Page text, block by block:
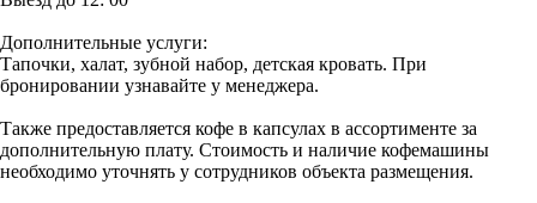
Дополнительные услуги:
Тапочки, халат, зубной набор, детская кровать. При
бронировании узнавайте у менеджера.
Также предоставляется кофе в капсулах в ассортименте за
дополнительную плату. Стоимость и наличие кофемашины
необходимо уточнять у сотрудников объекта размещения.